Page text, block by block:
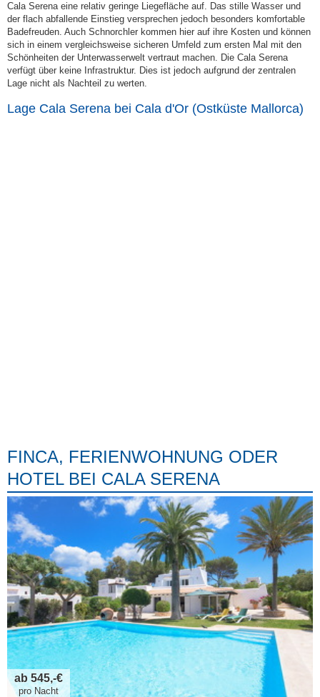
Cala Serena eine relativ geringe Liegefläche auf. Das stille Wasser und
der flach abfallende Einstieg versprechen jedoch besonders komfortable
Badefreuden. Auch Schnorchler kommen hier auf ihre Kosten und können
sich in einem vergleichsweise sicheren Umfeld zum ersten Mal mit den
Schönheiten der Unterwasserwelt vertraut machen. Die Cala Serena
verfügt über keine Infrastruktur. Dies ist jedoch aufgrund der zentralen
Lage nicht als Nachteil zu werten.
Lage Cala Serena bei Cala d'Or (Ostküste Mallorca)
FINCA, FERIENWOHNUNG ODER
HOTEL BEI CALA SERENA
ab 545,-€
pro Nacht